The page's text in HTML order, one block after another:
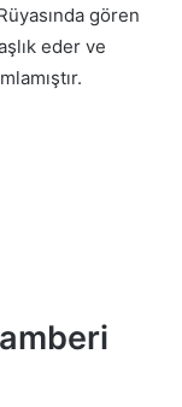
gören
eder ve